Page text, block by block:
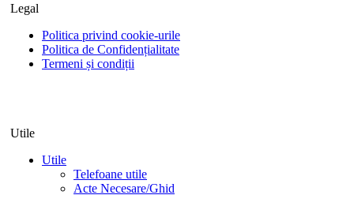
Legal
Politica privind cookie-urile
Politica de Confidențialitate
Termeni și condiții
Utile
Utile
Telefoane utile
Acte Necesare/Ghid